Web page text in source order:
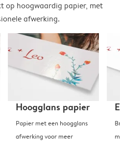
op hoogwaardig papier, met
afwerking.
Hoogglans papier
Papier met een hoogglans
afwerking voor meer